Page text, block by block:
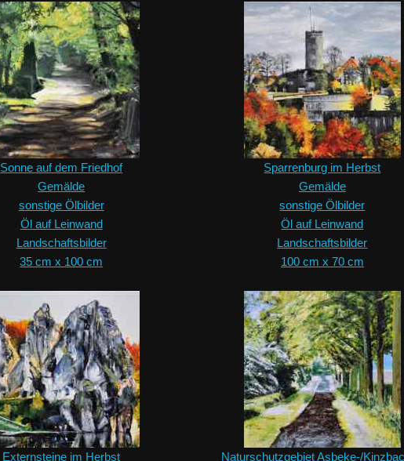
Sonne auf dem Friedhof
Gemälde
sonstige Ölbilder
Öl auf Leinwand
Landschaftsbilder
35 cm x 100 cm
Sparrenburg im Herbst
Gemälde
sonstige Ölbilder
Öl auf Leinwand
Landschaftsbilder
100 cm x 70 cm
Externsteine im Herbst
Naturschutzgebiet Asbeke-/